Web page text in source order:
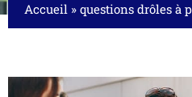
Accueil » questions drôles à